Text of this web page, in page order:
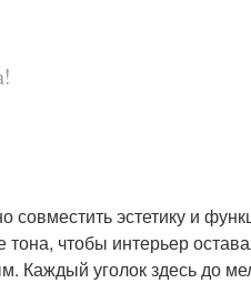
эстетику и
чтобы интерьер
Каждый уголок здесь до